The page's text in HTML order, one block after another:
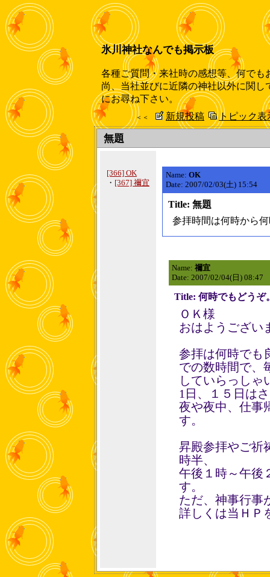
氷川神社なんでも掲示板
各種ご質問・来社時の感想等、何でも
尚、当社並びに近隣の神社以外に関
にお尋ね下さい。
＜＜ 新規投稿 トピック表
無題
[366] OK
・ [367] 禰宜
Name: OK
Date: 2007/02/03(土) 15:54
Title: 無題
参拝時間は何時から
Name: 禰宜
Date: 2007/02/04(日) 08:47
Title: 何時でもどうぞ
ＯＫ様
おはようござい
参拝は何時でも
での数時間で、
していらっしゃ
1日、１５日は
夜や夜中、仕事
す。
昇殿参拝やご祈
時半、
午後１時～午後
す。
ただ、神事行事
詳しくは当ＨＰ